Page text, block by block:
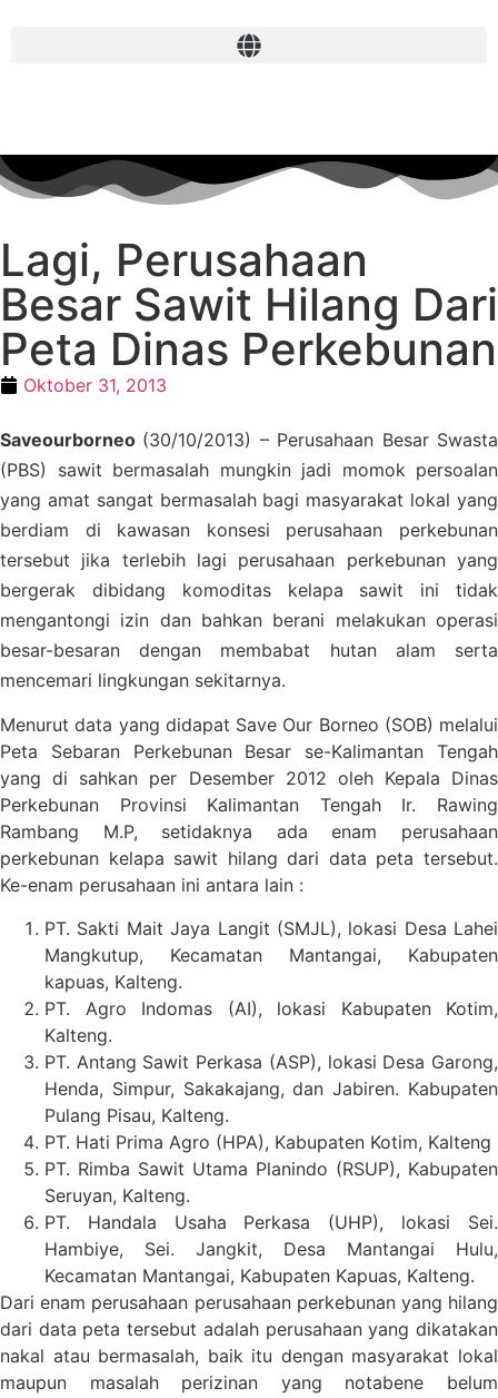
Lagi, Perusahaan
Besar Sawit Hilang Dari
Peta Dinas Perkebunan
Oktober 31, 2013
Saveourborneo (30/10/2013) – Perusahaan Besar Swasta
(PBS) sawit bermasalah mungkin jadi momok persoalan
yang amat sangat bermasalah bagi masyarakat lokal yang
berdiam di kawasan konsesi perusahaan perkebunan
tersebut jika terlebih lagi perusahaan perkebunan yang
bergerak dibidang komoditas kelapa sawit ini tidak
mengantongi izin dan bahkan berani melakukan operasi
besar-besaran dengan membabat hutan alam serta
mencemari lingkungan sekitarnya.
Menurut data yang didapat Save Our Borneo (SOB) melalui
Peta Sebaran Perkebunan Besar se-Kalimantan Tengah
yang di sahkan per Desember 2012 oleh Kepala Dinas
Perkebunan Provinsi Kalimantan Tengah Ir. Rawing
Rambang M.P, setidaknya ada enam perusahaan
perkebunan kelapa sawit hilang dari data peta tersebut.
Ke-enam perusahaan ini antara lain :
PT. Sakti Mait Jaya Langit (SMJL), lokasi Desa Lahei
Mangkutup, Kecamatan Mantangai, Kabupaten
kapuas, Kalteng.
PT. Agro Indomas (AI), lokasi Kabupaten Kotim,
Kalteng.
PT. Antang Sawit Perkasa (ASP), lokasi Desa Garong,
Henda, Simpur, Sakakajang, dan Jabiren. Kabupaten
Pulang Pisau, Kalteng.
PT. Hati Prima Agro (HPA), Kabupaten Kotim, Kalteng
PT. Rimba Sawit Utama Planindo (RSUP), Kabupaten
Seruyan, Kalteng.
PT. Handala Usaha Perkasa (UHP), lokasi Sei.
Hambiye, Sei. Jangkit, Desa Mantangai Hulu,
Kecamatan Mantangai, Kabupaten Kapuas, Kalteng.
Dari enam perusahaan perusahaan perkebunan yang hilang
dari data peta tersebut adalah perusahaan yang dikatakan
nakal atau bermasalah, baik itu dengan masyarakat lokal
maupun masalah perizinan yang notabene belum